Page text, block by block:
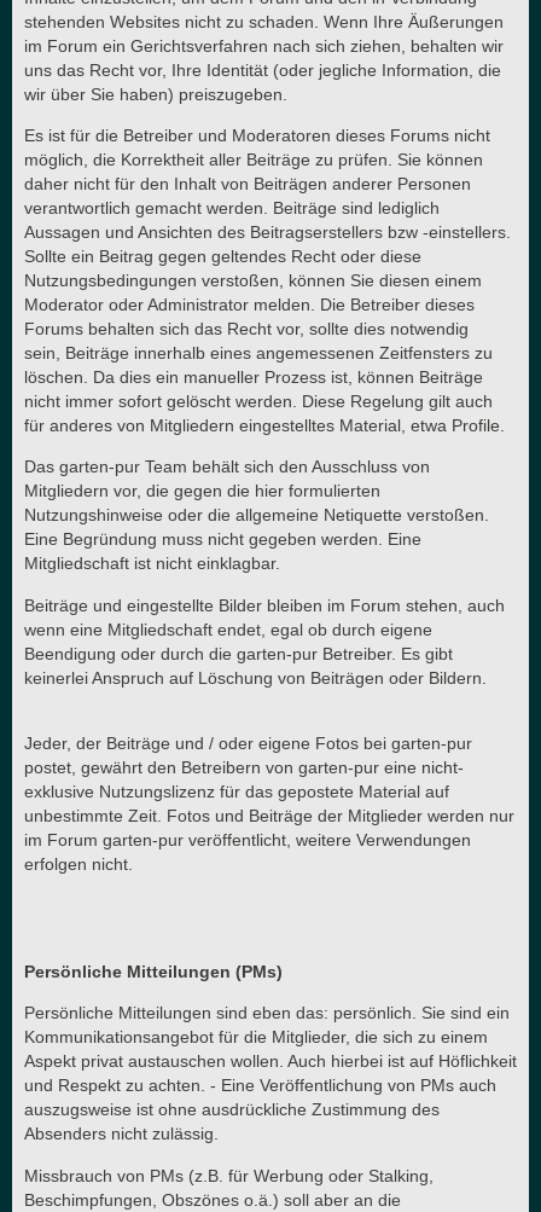
stehenden Websites nicht zu schaden. Wenn Ihre Äußerungen
im Forum ein Gerichtsverfahren nach sich ziehen, behalten wir
uns das Recht vor, Ihre Identität (oder jegliche Information, die
wir über Sie haben) preiszugeben.
Es ist für die Betreiber und Moderatoren dieses Forums nicht
möglich, die Korrektheit aller Beiträge zu prüfen. Sie können
daher nicht für den Inhalt von Beiträgen anderer Personen
verantwortlich gemacht werden. Beiträge sind lediglich
Aussagen und Ansichten des Beitragserstellers bzw -einstellers.
Sollte ein Beitrag gegen geltendes Recht oder diese
Nutzungsbedingungen verstoßen, können Sie diesen einem
Moderator oder Administrator melden. Die Betreiber dieses
Forums behalten sich das Recht vor, sollte dies notwendig
sein, Beiträge innerhalb eines angemessenen Zeitfensters zu
löschen. Da dies ein manueller Prozess ist, können Beiträge
nicht immer sofort gelöscht werden. Diese Regelung gilt auch
für anderes von Mitgliedern eingestelltes Material, etwa Profile.
Das garten-pur Team behält sich den Ausschluss von
Mitgliedern vor, die gegen die hier formulierten
Nutzungshinweise oder die allgemeine Netiquette verstoßen.
Eine Begründung muss nicht gegeben werden. Eine
Mitgliedschaft ist nicht einklagbar.
Beiträge und eingestellte Bilder bleiben im Forum stehen, auch
wenn eine Mitgliedschaft endet, egal ob durch eigene
Beendigung oder durch die garten-pur Betreiber. Es gibt
keinerlei Anspruch auf Löschung von Beiträgen oder Bildern.
Jeder, der Beiträge und / oder eigene Fotos bei garten-pur
postet, gewährt den Betreibern von garten-pur eine nicht-
exklusive Nutzungslizenz für das gepostete Material auf
unbestimmte Zeit. Fotos und Beiträge der Mitglieder werden nur
im Forum garten-pur veröffentlicht, weitere Verwendungen
erfolgen nicht.
Persönliche Mitteilungen (PMs)
Persönliche Mitteilungen sind eben das: persönlich. Sie sind ein
Kommunikationsangebot für die Mitglieder, die sich zu einem
Aspekt privat austauschen wollen. Auch hierbei ist auf Höflichkeit
und Respekt zu achten. - Eine Veröffentlichung von PMs auch
auszugsweise ist ohne ausdrückliche Zustimmung des
Absenders nicht zulässig.
Missbrauch von PMs (z.B. für Werbung oder Stalking,
Beschimpfungen, Obszönes o.ä.) soll aber an die